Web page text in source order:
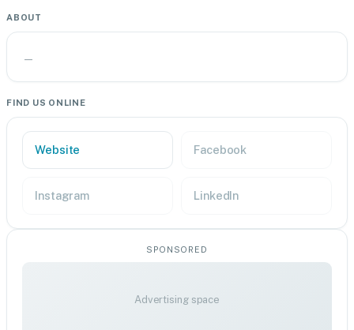
ABOUT
—
FIND US ONLINE
Website Facebook
Instagram LinkedIn
SPONSORED
Advertising space